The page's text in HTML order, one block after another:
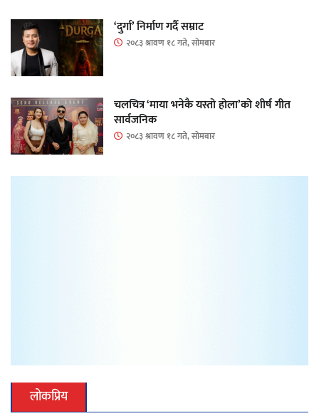
‘दुर्गा’ निर्माण गर्दै सम्राट
२०८३ श्रावण १८ गते, सोमबार
चलचित्र ‘माया भनेकै यस्तो होला’को शीर्ष गीत
सार्वजनिक
२०८३ श्रावण १८ गते, सोमबार
लोकप्रिय